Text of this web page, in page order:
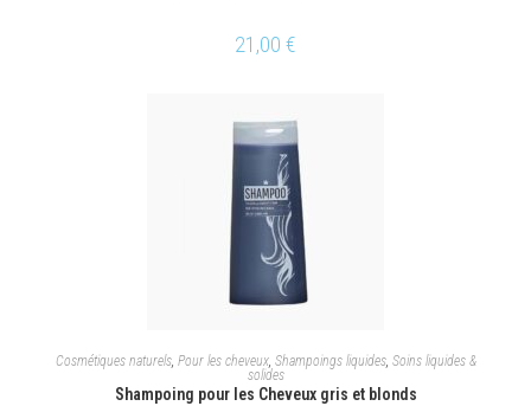
21,00 €
AJOUTER AU PANIER
Cosmétiques naturels, Pour les cheveux, Shampoings liquides, Soins liquides &
solides
Shampoing pour les Cheveux gris et blonds